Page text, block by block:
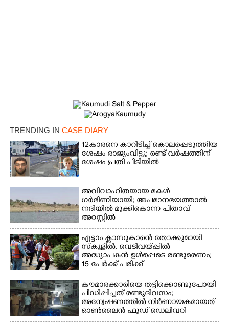
TRENDING IN CASE DIARY
12കാരനെ കാറിടിച്ച് കൊലപ്പെടുത്തിയ
ശേഷം രാജ്യംവിട്ടു; രണ്ട് വർഷത്തിന്
ശേഷം പ്രതി പിടിയിൽ
അവിവാഹിതയായ മകൾ
ഗർഭിണിയായി; അപമാനഭയത്താൽ
നദിയിൽ മുക്കികൊന്ന പിതാവ്
അറസ്റ്റിൽ
എട്ടാം ക്ളാസുകാരൻ തോക്കുമായി
സ്കൂളിൽ, വെടിവയ്പ്പിൽ
അദ്ധ്യാപകൻ ഉൾപ്പെടെ രണ്ടുമരണം;
15 പേർക്ക് പരിക്ക്
കൗമാരക്കാരിയെ തട്ടിക്കൊണ്ടുപോയി
പീഡിപ്പിച്ചത് രണ്ടുദിവസം;
അന്വേഷണത്തിൽ നിർണായകമായത്
ഓൺലൈൻ ഫുഡ് ഡെലിവറി